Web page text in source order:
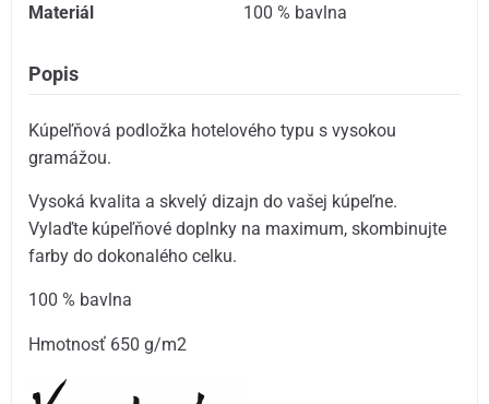
Materiál
100 % bavlna
Popis
Kúpeľňová podložka hotelového typu s vysokou
gramážou.
Vysoká kvalita a skvelý dizajn do vašej kúpeľne.
Vylaďte kúpeľňové doplnky na maximum, skombinujte
farby do dokonalého celku.
100 % bavlna
Hmotnosť 650 g/m2